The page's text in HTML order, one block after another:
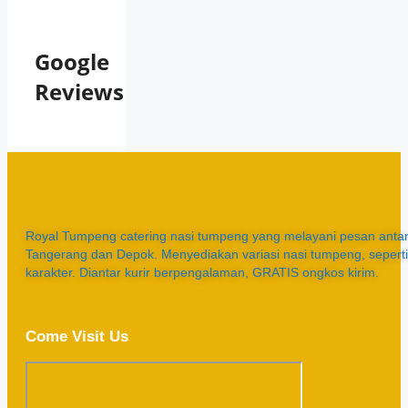
Google
Reviews
Royal Tumpeng catering nasi tumpeng yang melayani pesan
Tangerang dan Depok. Menyediakan variasi nasi tumpeng,
karakter. Diantar kurir berpengalaman, GRATIS ongkos kirim.
Come Visit Us